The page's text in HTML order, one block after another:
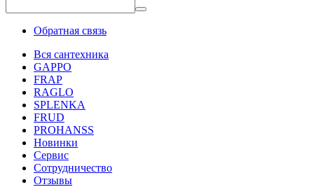
Обратная связь
Вся сантехника
GAPPO
FRAP
RAGLO
SPLENKA
FRUD
PROHANSS
Новинки
Сервис
Сотрудничество
Отзывы